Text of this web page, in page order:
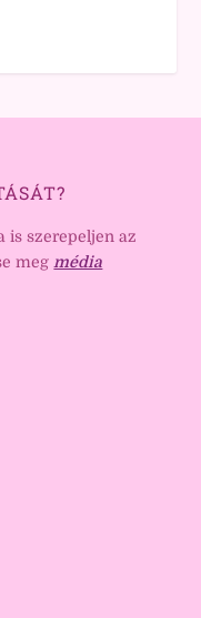
is szerepeljen az
megmédia